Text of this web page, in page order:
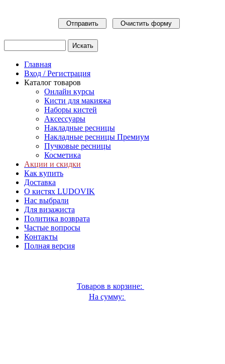
Главная
Вход / Регистрация
Каталог товаров
Онлайн курсы
Кисти для макияжа
Наборы кистей
Аксессуары
Накладные ресницы
Накладные ресницы Премиум
Пучковые ресницы
Косметика
Акции и скидки
Как купить
Доставка
О кистях LUDOVIK
Нас выбрали
Для визажиста
Политика возврата
Частые вопросы
Контакты
Полная версия
Товаров в корзине:
На сумму: